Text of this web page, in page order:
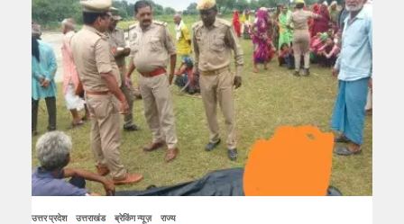
उत्तर प्रदेश उत्तराखंड ब्रेकिंग न्यूज़ राज्य